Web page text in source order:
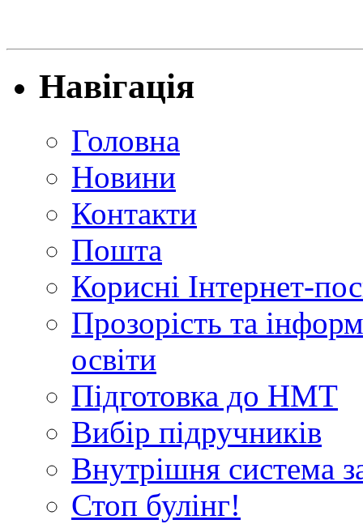
Навігація
Головна
Новини
Контакти
Пошта
Корисні Інтернет-
Прозорість та
освіти
Підготовка до НМТ
Вибір підручників
Внутрішня система
Стоп булінг!